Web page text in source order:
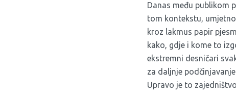
Danas među publikom
tom kontekstu,
kroz lakmus papir
kako, gdje i kome to
ekstremni desničari
za daljnje
Upravo je to